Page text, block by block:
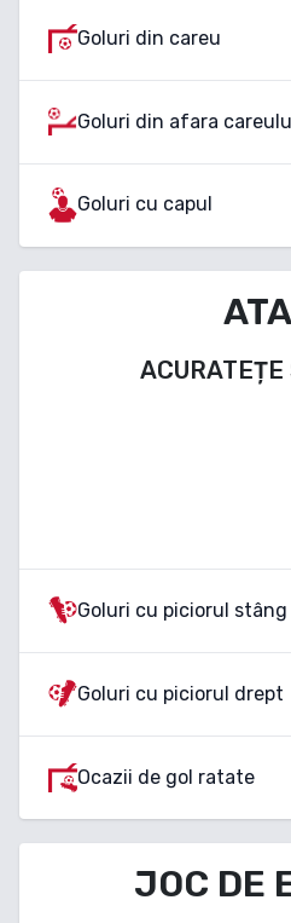
Goluri din careu
Goluri din afara
Goluri cu capul
ACURATEȚE
Goluri cu piciorul stâng
Goluri cu piciorul drept
Ocazii de gol ratate
JOC DE